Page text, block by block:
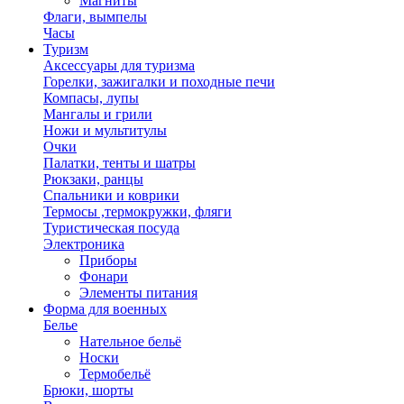
Флаги, вымпелы
Часы
Туризм
Аксессуары для туризма
Горелки, зажигалки и походные печи
Компасы, лупы
Мангалы и грили
Ножи и мультитулы
Очки
Палатки, тенты и шатры
Рюкзаки, ранцы
Спальники и коврики
Термосы ,термокружки, фляги
Туристическая посуда
Электроника
Приборы
Фонари
Элементы питания
Форма для военных
Белье
Нательное бельё
Носки
Термобельё
Брюки, шорты